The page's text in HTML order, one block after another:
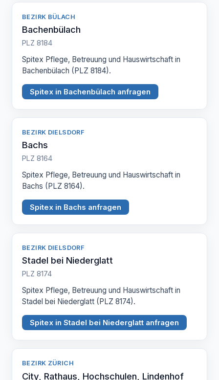
BEZIRK BÜLACH
Bachenbülach
PLZ 8184
Spitex Pflege, Betreuung und Hauswirtschaft in
Bachenbülach (PLZ 8184).
Spitex in Bachenbülach anfragen
BEZIRK DIELSDORF
Bachs
PLZ 8164
Spitex Pflege, Betreuung und Hauswirtschaft in
Bachs (PLZ 8164).
Spitex in Bachs anfragen
BEZIRK DIELSDORF
Stadel bei Niederglatt
PLZ 8174
Spitex Pflege, Betreuung und Hauswirtschaft in
Stadel bei Niederglatt (PLZ 8174).
Spitex in Stadel bei Niederglatt anfragen
BEZIRK ZÜRICH
City, Rathaus, Hochschulen, Lindenhof